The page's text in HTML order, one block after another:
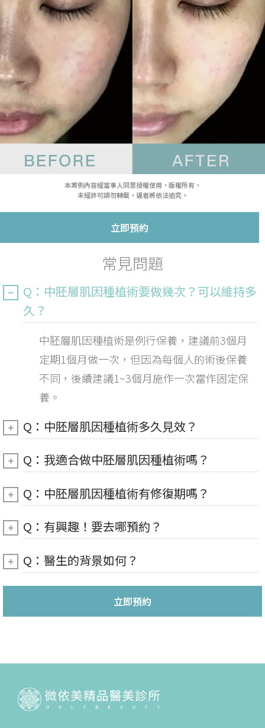
本案例內容經當事人同意授權使用，版權所有，
未經許可請勿轉載，違者將依法追究。
立即預約
常見問題
Q：中胚層肌因種植術要做幾次？可以維持多
久？
中胚層肌因種植術是例行保養，建議前3個月
定期1個月做一次，但因為每個人的術後保養
不同，後續建議1~3個月施作一次當作固定保
養。
Q：中胚層肌因種植術多久見效？
Q：我適合做中胚層肌因種植術嗎？
Q：中胚層肌因種植術有修復期嗎？
Q：有興趣！要去哪預約？
Q：醫生的背景如何？
立即預約